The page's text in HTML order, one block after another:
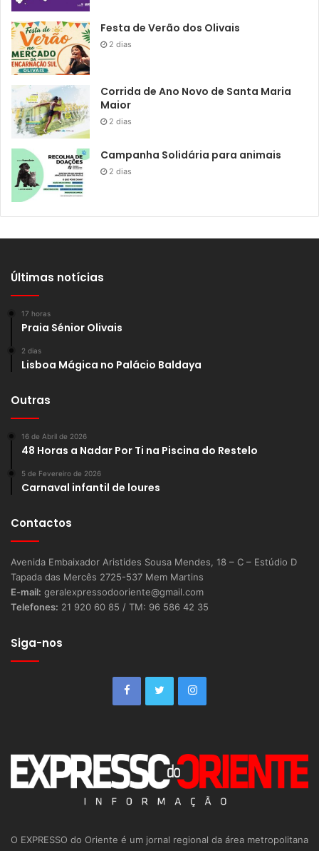
Festa de Verão dos Olivais
2 dias
Corrida de Ano Novo de Santa Maria
Maior
2 dias
Campanha Solidária para animais
2 dias
Últimas notícias
17 horas
Praia Sénior Olivais
2 dias
Lisboa Mágica no Palácio Baldaya
Outras
16 de Abril de 2026
48 Horas a Nadar Por Ti na Piscina do Restelo
5 de Fevereiro de 2026
Carnaval infantil de loures
Contactos
Avenida Embaixador Aristides Sousa Mendes, 18 – C – Estúdio D
Tapada das Mercês 2725-537 Mem Martins
E-mail: geralexpressodooriente@gmail.com
Telefones: 21 920 60 85 / TM: 96 586 42 35
Siga-nos
O EXPRESSO do Oriente é um jornal regional da área metropolitana